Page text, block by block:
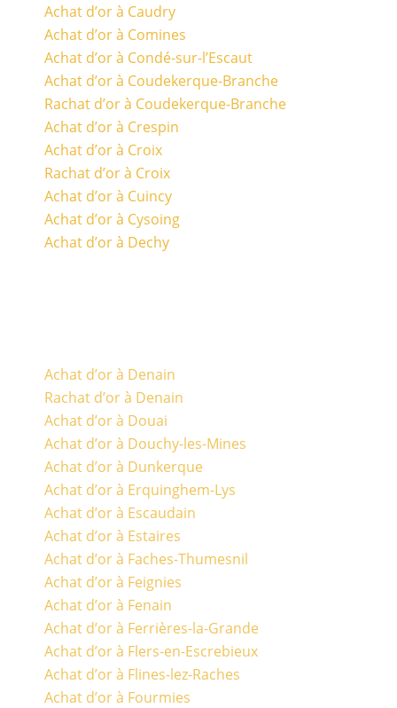
Achat d’or à Caudry
Achat d’or à Comines
Achat d’or à Condé-sur-l’Escaut
Achat d’or à Coudekerque-Branche
Rachat d’or à Coudekerque-Branche
Achat d’or à Crespin
Achat d’or à Croix
Rachat d’or à Croix
Achat d’or à Cuincy
Achat d’or à Cysoing
Achat d’or à Dechy
Achat d’or à Denain
Rachat d’or à Denain
Achat d’or à Douai
Achat d’or à Douchy-les-Mines
Achat d’or à Dunkerque
Achat d’or à Erquinghem-Lys
Achat d’or à Escaudain
Achat d’or à Estaires
Achat d’or à Faches-Thumesnil
Achat d’or à Feignies
Achat d’or à Fenain
Achat d’or à Ferrières-la-Grande
Achat d’or à Flers-en-Escrebieux
Achat d’or à Flines-lez-Raches
Achat d’or à Fourmies